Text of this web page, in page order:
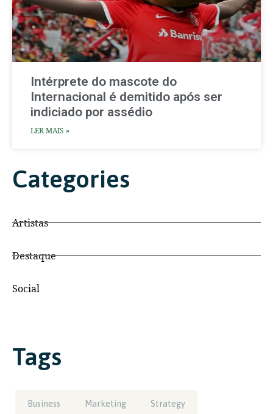
Intérprete do mascote do
Internacional é demitido após ser
indiciado por assédio
LER MAIS »
Categories
Artistas
Destaque
Social
Tags
Business Marketing Strategy